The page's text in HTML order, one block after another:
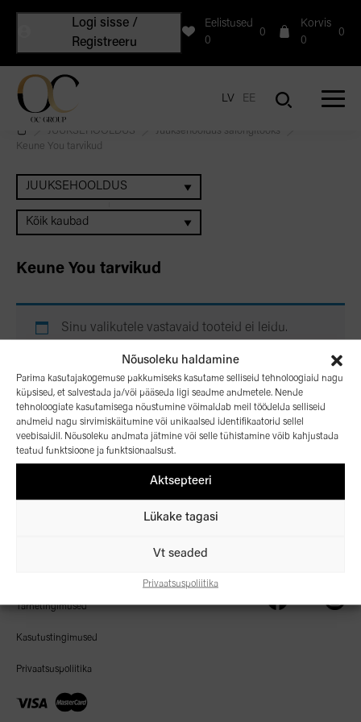
Nõusoleku haldamine
Parima kasutajakogemuse pakkumiseks kasutame selliseid tehnoloogiaid nagu
küpsised, et salvestada ja/või pääseda ligi seadme andmetele. Nende
tehnoloogiate kasutamisega nõustumine võimaldab meil töödelda selliseid
andmeid nagu sirvimiskäitumine või unikaalsed identifikaatorid sellel
veebisaidil. Nõusoleku andmata jätmine või selle tühistamine võib kahjustada
teatud funktsioone ja funktsionaalsust.
Aktsepteeri
Lükake tagasi
Vt seaded
Privaatsuspoliitika
Logi sisse /
Registreeru
Eelistused
0
0
Korvis
0
0
LV EE
JUUKSEHOOLDUS
Juuksehooldus salongitööks
Keune You tarvikud
JUUKSEHOOLDUS
Kõik kaubad
Keune You tarvikud
Sinu valikutele vastavaid tooteid ei leidu.
Algusleht
Tarnetingimused
Kasutustingimused
Privaatsuspoliitika